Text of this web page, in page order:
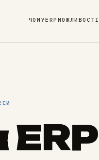
ЧОМУERP МОЖЛИВОСТІ